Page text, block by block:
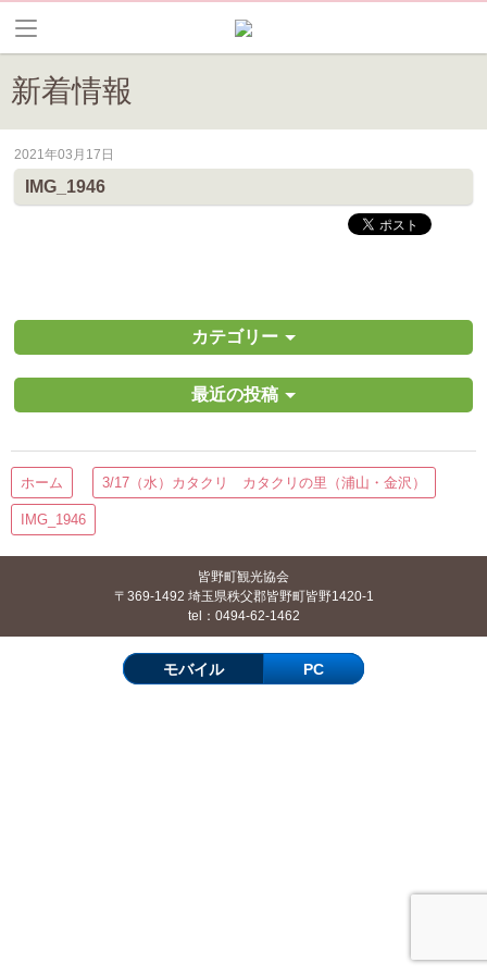
新着情報
皆野町のイベントやお祭り、花情報等の最新情報や観光協会会員情報
2021年03月17日
IMG_1946
カテゴリー
最近の投稿
ホーム 3/17（水）カタクリ カタクリの里（浦山・金沢）
IMG_1946
皆野町観光協会
〒369-1492 埼玉県秩父郡皆野町皆野1420-1
tel：0494-62-1462
モバイル PC